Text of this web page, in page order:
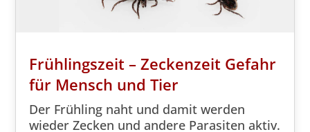
Frühlingszeit – Zeckenzeit Gefahr
für Mensch und Tier
Der Frühling naht und damit werden
wieder Zecken und andere Parasiten aktiv.